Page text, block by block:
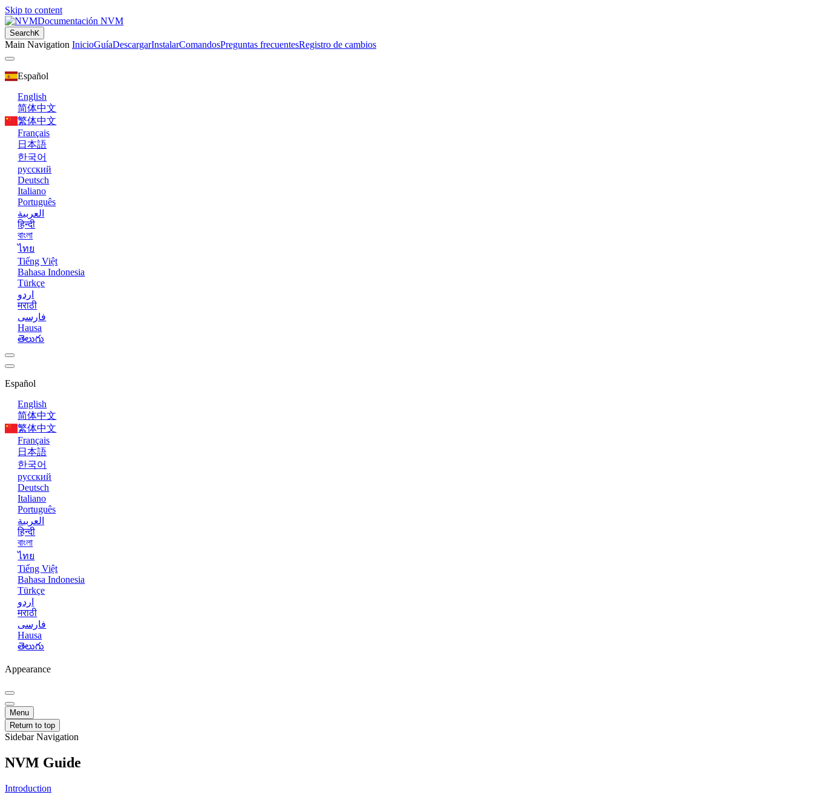
Skip to content
Documentación NVM
SearchK
Main Navigation InicioGuíaDescargarInstalarComandosPreguntas frecuentesRegistro de cambios
Español
English
简体中文
繁体中文
Français
日本語
한국어
русский
Deutsch
Italiano
Português
العربية
हिन्दी
বাংলা
ไทย
Tiếng Việt
Bahasa Indonesia
Türkçe
اردو
मराठी
فارسی
Hausa
తెలుగు
Español
English
简体中文
繁体中文
Français
日本語
한국어
русский
Deutsch
Italiano
Português
العربية
हिन्दी
বাংলা
ไทย
Tiếng Việt
Bahasa Indonesia
Türkçe
اردو
मराठी
فارسی
Hausa
తెలుగు
Appearance
Menu
Return to top
Sidebar Navigation
NVM Guide
Introduction